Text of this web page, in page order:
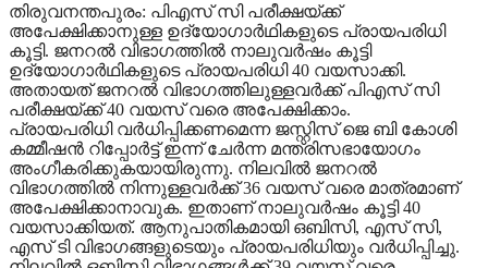
തിരുവനന്തപുരം: പിഎസ് സി പരീക്ഷയ്ക്ക്
അപേക്ഷിക്കാനുള്ള ഉദ്യോഗാര്‍ഥികളുടെ പ്രായപരിധി
കൂട്ടി. ജനറല്‍ വിഭാഗത്തില്‍ നാലുവര്‍ഷം കൂട്ടി
ഉദ്യോഗാര്‍ഥികളുടെ പ്രായപരിധി 40 വയസാക്കി.
അതായത് ജനറല്‍ വിഭാഗത്തിലുള്ളവര്‍ക്ക് പിഎസ് സി
പരീക്ഷയ്ക്ക് 40 വയസ് വരെ അപേക്ഷിക്കാം.
പ്രായപരിധി വര്‍ധിപ്പിക്കണമെന്ന ജസ്റ്റിസ് ജെ ബി കോശി
കമ്മീഷന്‍ റിപ്പോര്‍ട്ട് ഇന്ന് ചേര്‍ന്ന മന്ത്രിസഭായോഗം
അംഗീകരിക്കുകയായിരുന്നു. നിലവില്‍ ജനറല്‍
വിഭാഗത്തില്‍ നിന്നുള്ളവര്‍ക്ക് 36 വയസ് വരെ മാത്രമാണ്
അപേക്ഷിക്കാനാവുക. ഇതാണ് നാലുവര്‍ഷം കൂട്ടി 40
വയസാക്കിയത്. ആനുപാതികമായി ഒബിസി, എസ് സി,
എസ് ടി വിഭാഗങ്ങളുടെയും പ്രായപരിധിയും വർധിപ്പിച്ചു.